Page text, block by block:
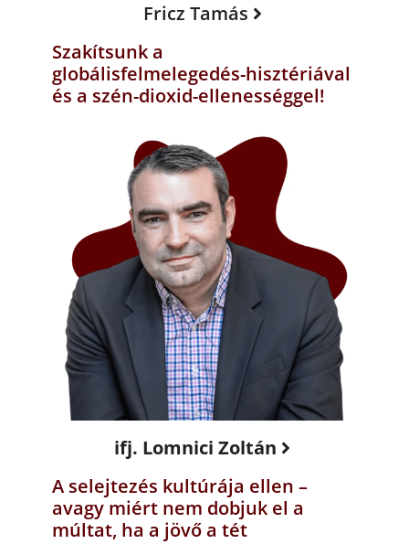
Fricz Tamás
Szakítsunk a
globálisfelmelegedés-hisztériával
és a szén-dioxid-ellenességgel!
ifj. Lomnici Zoltán
A selejtezés kultúrája ellen –
avagy miért nem dobjuk el a
múltat, ha a jövő a tét